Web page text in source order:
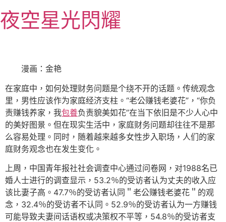
至
主
夜空星光閃耀
漫画：金艳
在家庭中，如何处理财务问题是个绕不开的话题。传统观念
里，男性应该作为家庭经济支柱。“老公赚钱老婆花”，“你负
责赚钱养家，我包養负责貌美如花”在当下依旧是不少人心中
的美好图景。但在现实生活中，家庭财务问题却往往不是那
么容易处理。同时，随着越来越多女性步入职场，人们的家
庭财务观念也在发生变化。
上周，中国青年报社社会调查中心通过问卷网，对1988名已
婚人士进行的调查显示，53.2％的受访者认为丈夫的收入应
该比妻子高。47.7％的受访者认同＂老公赚钱老婆花＂的观
念，32.4％的受访者不认同。52.9％的受访者认为一方赚钱
可能导致夫妻间话语权或决策权不平等，54.8％的受访者支